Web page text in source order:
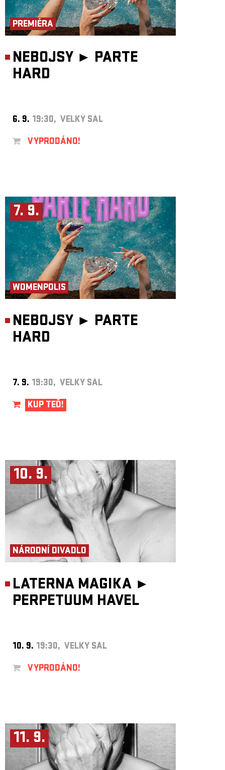
PREMIÉRA
NEBOJSY ► PARTE
HARD
6. 9. 19:30, VELKÝ SÁL
VYPRODÁNO!
7. 9.
WOMENPOLIS
NEBOJSY ► PARTE
HARD
7. 9. 19:30, VELKÝ SÁL
KUP TEĎ!
10. 9.
NÁRODNÍ DIVADLO
LATERNA MAGIKA ►
PERPETUUM HAVEL
10. 9. 19:30, VELKÝ SÁL
VYPRODÁNO!
11. 9.